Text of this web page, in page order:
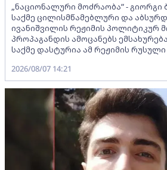
„ნაციონალური მოძრაობა” - გიორგი
საქმე ცილისმწამებლური და
ივანიშვილის რეჟიმის პოლიტიკურ
პროპაგანდის ამოცანებს
საქმე დასტურია ამ რეჟიმის რუსული
2026/08/07 14:21